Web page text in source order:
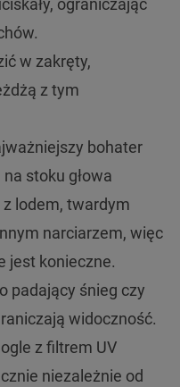
ograniczając
w zakręty,
z tym
bohater
stoku głowa
lodem, twardym
narciarzem, więc
jest konieczne.
padający śnieg czy
widoczność.
z filtrem UV
niezależnie od